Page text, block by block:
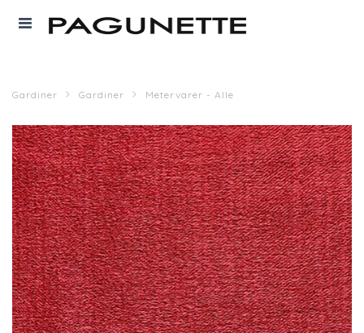
Gardiner Gardiner Metervarer - Alle